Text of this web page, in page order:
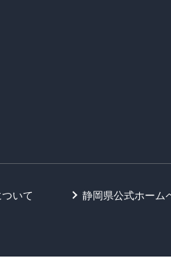
いて 静岡県公式ホーム